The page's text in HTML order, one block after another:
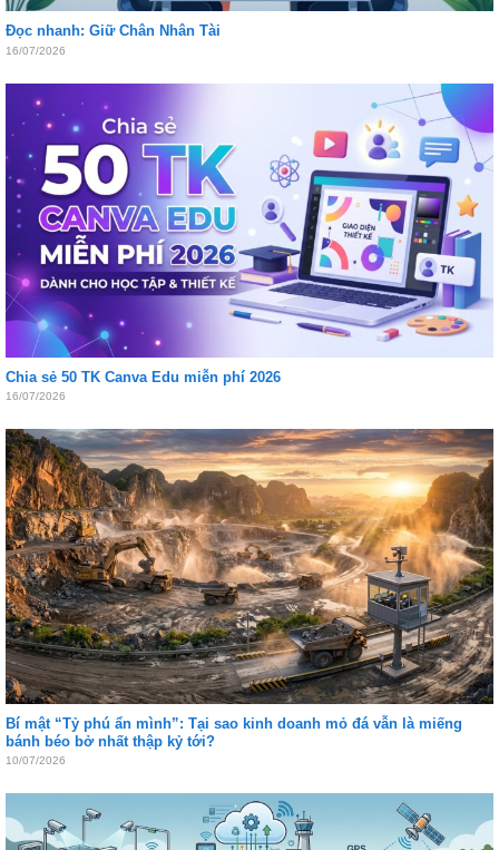
Đọc nhanh: Giữ Chân Nhân Tài
16/07/2026
Chia sẻ 50 TK Canva Edu miễn phí 2026
16/07/2026
Bí mật “Tỷ phú ẩn mình”: Tại sao kinh doanh mỏ đá vẫn là miếng
bánh béo bở nhất thập kỷ tới?
10/07/2026